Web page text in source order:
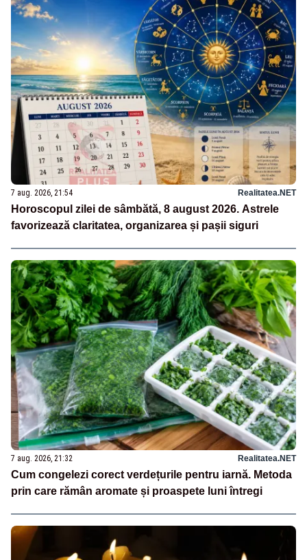
7 aug. 2026, 21:54 Realitatea.NET
Horoscopul zilei de sâmbătă, 8 august 2026. Astrele
favorizează claritatea, organizarea și pașii siguri
7 aug. 2026, 21:32 Realitatea.NET
Cum congelezi corect verdețurile pentru iarnă. Metoda
prin care rămân aromate și proaspete luni întregi